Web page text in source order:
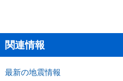
関連情報
最新の地震情報